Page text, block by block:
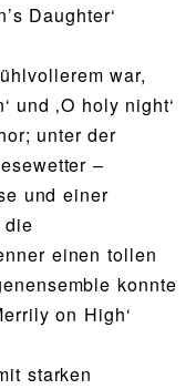
Daughter‘
war,
und ‚O holy night‘
unter der
–
und einer
die
einen tollen
konnte
on High‘
starken